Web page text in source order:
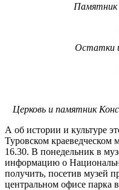
Памятник
Остатки
Церковь и памятник
А об истории и культуре
Туровском краеведческом
16.30. В понедельник в
информацию о
получить, посетив музей
центральном офисе парка